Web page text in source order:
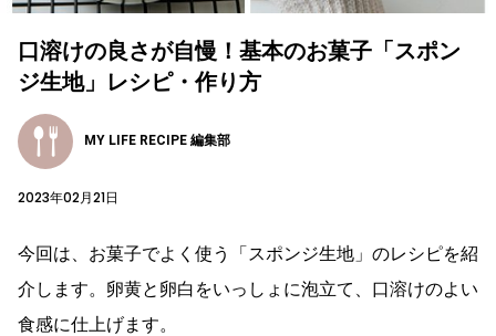
口溶けの良さが自慢！基本のお菓子「スポン
ジ生地」レシピ・作り方
MY LIFE RECIPE 編集部
2023年02月21日
今回は、お菓子でよく使う「スポンジ生地」のレシピを紹
介します。卵黄と卵白をいっしょに泡立て、口溶けのよい
食感に仕上げます。